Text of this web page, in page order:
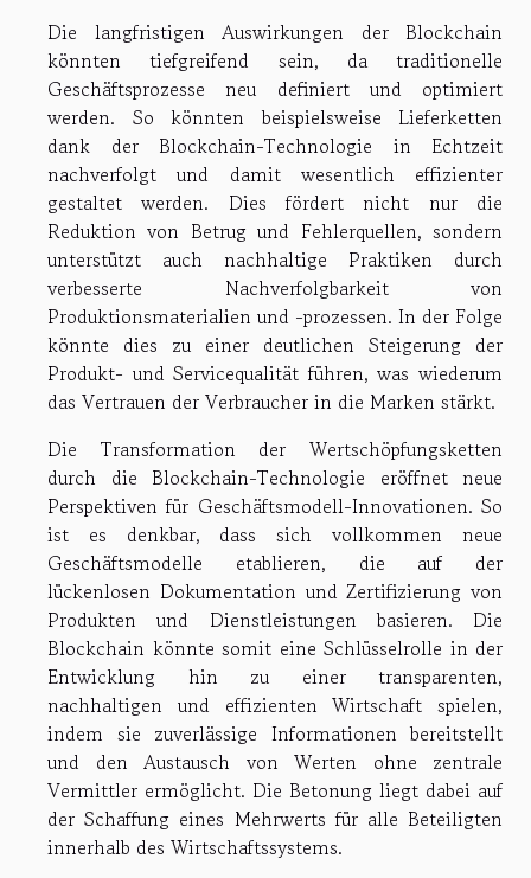
Die langfristigen Auswirkungen der Blockchain
könnten tiefgreifend sein, da traditionelle
Geschäftsprozesse neu definiert und optimiert
werden. So könnten beispielsweise Lieferketten
dank der Blockchain-Technologie in Echtzeit
nachverfolgt und damit wesentlich effizienter
gestaltet werden. Dies fördert nicht nur die
Reduktion von Betrug und Fehlerquellen, sondern
unterstützt auch nachhaltige Praktiken durch
verbesserte Nachverfolgbarkeit von
Produktionsmaterialien und -prozessen. In der Folge
könnte dies zu einer deutlichen Steigerung der
Produkt- und Servicequalität führen, was wiederum
das Vertrauen der Verbraucher in die Marken stärkt.
Die Transformation der Wertschöpfungsketten
durch die Blockchain-Technologie eröffnet neue
Perspektiven für Geschäftsmodell-Innovationen. So
ist es denkbar, dass sich vollkommen neue
Geschäftsmodelle etablieren, die auf der
lückenlosen Dokumentation und Zertifizierung von
Produkten und Dienstleistungen basieren. Die
Blockchain könnte somit eine Schlüsselrolle in der
Entwicklung hin zu einer transparenten,
nachhaltigen und effizienten Wirtschaft spielen,
indem sie zuverlässige Informationen bereitstellt
und den Austausch von Werten ohne zentrale
Vermittler ermöglicht. Die Betonung liegt dabei auf
der Schaffung eines Mehrwerts für alle Beteiligten
innerhalb des Wirtschaftssystems.